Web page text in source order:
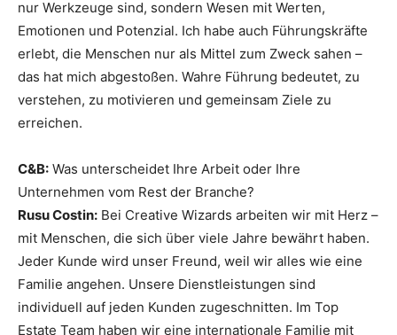
nur Werkzeuge sind, sondern Wesen mit Werten,
Emotionen und Potenzial. Ich habe auch Führungskräfte
erlebt, die Menschen nur als Mittel zum Zweck sahen –
das hat mich abgestoßen. Wahre Führung bedeutet, zu
verstehen, zu motivieren und gemeinsam Ziele zu
erreichen.
C&B: Was unterscheidet Ihre Arbeit oder Ihre
Unternehmen vom Rest der Branche?
Rusu Costin: Bei Creative Wizards arbeiten wir mit Herz –
mit Menschen, die sich über viele Jahre bewährt haben.
Jeder Kunde wird unser Freund, weil wir alles wie eine
Familie angehen. Unsere Dienstleistungen sind
individuell auf jeden Kunden zugeschnitten. Im Top
Estate Team haben wir eine internationale Familie mit